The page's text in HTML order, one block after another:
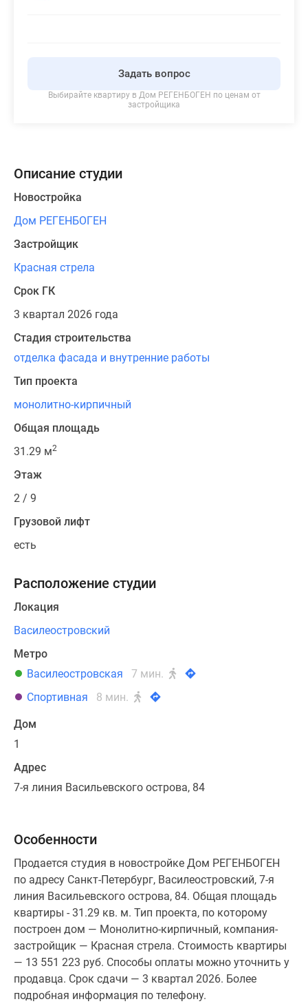
Задать вопрос
Выбирайте квартиру в Дом РЕГЕНБОГЕН по ценам от
застройщика
Описание студии
Новостройка
Дом РЕГЕНБОГЕН
Застройщик
Красная стрела
Срок ГК
3 квартал 2026 года
Стадия строительства
отделка фасада и внутренние работы
Тип проекта
монолитно-кирпичный
Общая площадь
31.29 м2
Этаж
2 / 9
Грузовой лифт
есть
Расположение студии
Локация
Василеостровский
Метро
Василеостровская
7 мин.
Спортивная
8 мин.
Дом
1
Адрес
7-я линия Васильевского острова, 84
Особенности
Продается студия в новостройке Дом РЕГЕНБОГЕН
по адресу Санкт-Петербург, Василеостровский, 7-я
линия Васильевского острова, 84. Общая площадь
квартиры - 31.29 кв. м. Тип проекта, по которому
построен дом — Монолитно-кирпичный, компания-
застройщик — Красная стрела. Стоимость квартиры
— 13 551 223 руб. Способы оплаты можно уточнить у
продавца. Срок сдачи — 3 квартал 2026. Более
подробная информация по телефону.